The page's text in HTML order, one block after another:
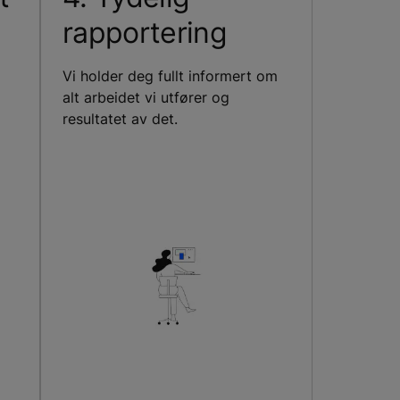
rapportering
Vi holder deg fullt informert om
alt arbeidet vi utfører og
resultatet av det.